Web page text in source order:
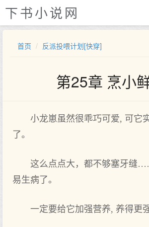
下书小说网
首页 反派投喂计划[快穿]
第25章 烹小
小龙崽虽然很乖巧可爱, 可它
了。
这么点点大，都不够塞牙缝
易生病了。
一定要给它加强营养, 养得更